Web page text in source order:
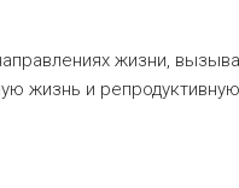
жизни,
жизнь и